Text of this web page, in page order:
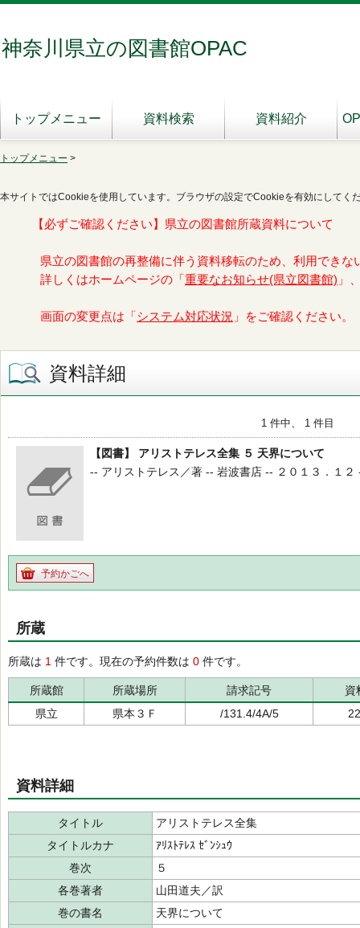
神奈川県立の図書館OPAC
トップメニュー 資料検索 資料紹介
トップメニュー >
本サイトではCookieを使用しています。ブラウザの設定でCookieを有効にしてく
【必ずご確認ください】県立の図書館所蔵資料について
県立の図書館の再整備に伴う資料移転のため、利用できな
詳しくはホームページの「 重要なお知らせ(県立図書館) 」
画面の変更点は「 システム対応状況 」をご確認ください。
資料詳細
1 件中、 1 件目
【図書】 アリストテレス全集 ５ 天界について
-- アリストテレス／著 -- 岩波書店 -- ２０１３．１２
予約かごへ
所蔵
所蔵は 1 件です。現在の予約件数は 0 件です。
所蔵館 所蔵場所 請求記号
資
県立
県本３Ｆ /131.4/4A/5
資料詳細
タイトル
アリストテレス全集
タイトルカナ
ｱﾘｽﾄﾃﾚｽ ｾﾞﾝｼｭｳ
巻次
５
各巻著者
山田道夫／訳
巻の書名
天界について